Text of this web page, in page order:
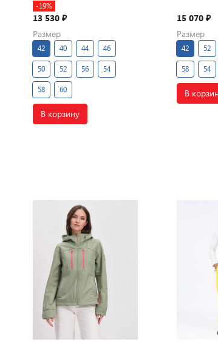
-19%
13 530₽
Размер
42 40 44 46
50 52 56 54
58 60
В корзину
15 070 ₽
Размер
42 52
58 54
В